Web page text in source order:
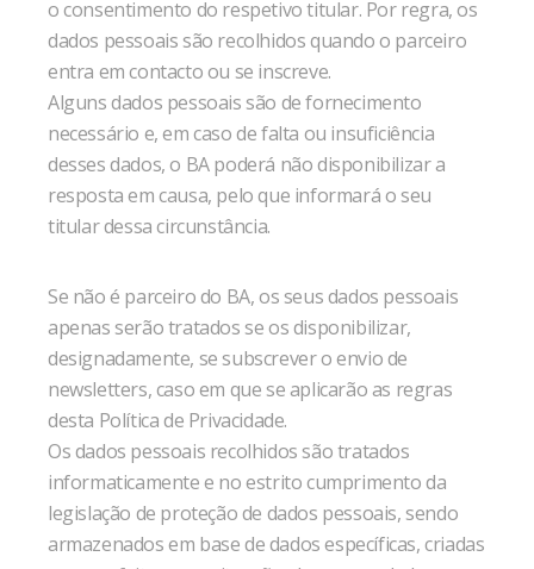
o consentimento do respetivo titular. Por regra, os
dados pessoais são recolhidos quando o parceiro
entra em contacto ou se inscreve.
Alguns dados pessoais são de fornecimento
necessário e, em caso de falta ou insuficiência
desses dados, o BA poderá não disponibilizar a
resposta em causa, pelo que informará o seu
titular dessa circunstância.
Se não é parceiro do BA, os seus dados pessoais
apenas serão tratados se os disponibilizar,
designadamente, se subscrever o envio de
newsletters, caso em que se aplicarão as regras
desta Política de Privacidade.
Os dados pessoais recolhidos são tratados
informaticamente e no estrito cumprimento da
legislação de proteção de dados pessoais, sendo
armazenados em base de dados específicas, criadas